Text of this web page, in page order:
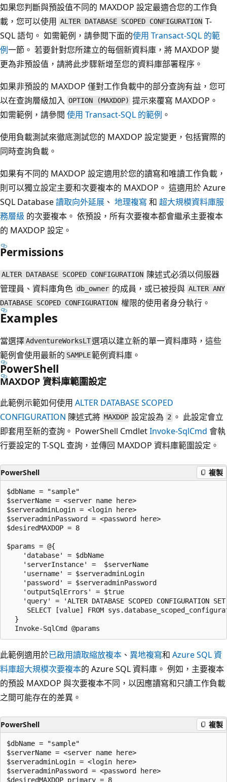
如果您判斷與預設值不同的 MAXDOP 設定最適合您的工作負
載，您可以使用 ALTER DATABASE SCOPED CONFIGURATION T-
SQL 語句。 如需範例，請參閱下面的使用 Transact-SQL 的範
例一節。 若要針對您所建立的每個新資料庫，將 MAXDOP 變
更為非預設值，請將此步驟新增至您的資料庫部署程序。
如果非預設的 MAXDOP 僅對工作負載中的部分查詢有益，您可
以在查詢層級加入 OPTION (MAXDOP) 提示來覆寫 MAXDOP。
如需範例，請參閱 使用 Transact-SQL 的範例 。
使用負載測試來徹底測試您的 MAXDOP 設定變更，包括實際的
同時查詢負載。
如果有不同的 MAXDOP 設定適用於您的讀寫和唯讀工作負載，
則可以獨立設定主要和次要複本的 MAXDOP。 這適用於 Azure
SQL Database讀取向外延展 、 地理複寫 和 超大規模資料庫服
務層級 的次要複本。 依預設，所有次要複本都會繼承主要複本
的 MAXDOP 設定。
Permissions
ALTER DATABASE SCOPED CONFIGURATION 陳述式必須以伺服器
管理員、資料庫角色 db_owner 的成員，或已被授與 ALTER ANY
DATABASE SCOPED CONFIGURATION 權限的使用者身分執行。
Examples
當選擇AdventureWorksLT選項以建立新的單一資料庫時，這些
範例會使用最新的 SAMPLE範例資料庫。
PowerShell
MAXDOP 資料庫範圍設定
此範例示範如何使用 ALTER DATABASE SCOPED
CONFIGURATION 陳述式將 MAXDOP 設定設為 2。 此設定會立
即套用至新的查詢。 PowerShell CmdletInvoke-SqlCmd 會執
行要設定的 T-SQL 查詢，並傳回 MAXDOP 資料庫範圍設定。
PowerShell 複製
$dbName = "sample"
$serverName = <server name here>
$serveradminLogin = <login here>
$serveradminPassword = <password here>
$desiredMAXDOP = 8
$params = @{
    'database' = $dbName
    'serverInstance' =  $serverName
    'username' = $serveradminLogin
    'password' = $serveradminPassword
    'outputSqlErrors' = $true
'query' = 'ALTER DATABASE SCOPED CONFIGURATION
SELECT [value] FROM
  }
此範例適用於已啟用讀取縮放複本 、 異地複寫和 Azure SQL 資
料庫超大規模次要複本的 Azure SQL 資料庫。 例如，主要複本
的預設 MAXDOP 與次要複本不同，以因應讀寫和只讀工作負載
之間可能存在的差異。
PowerShell 複製
$dbName = "sample"
$serverName = <server name here>
$serveradminLogin = <login here>
$serveradminPassword = <password here>
$desiredMAXDOP_primary = 8